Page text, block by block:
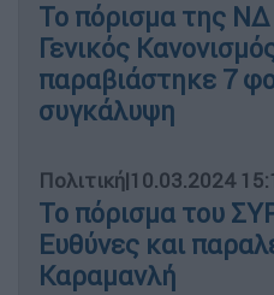
Το πόρισμα της
Γενικός
παραβιάστηκε 7
συγκάλυψη
Πολιτική|10.03.2024
Το πόρισμα του
Ευθύνες και
Καραμανλή